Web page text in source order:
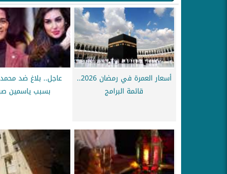
أسعار العمرة في رمضان 2026..
قائمة البرامج
عاجل.. بلاغ ضد
بسبب ياسمين